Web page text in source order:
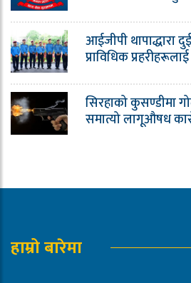
आईजीपी थापाद्धारा
प्राविधिक प्रहरीहरूलाई
सिरहाको कुसण्डीमा
समात्यो लागूऔषध
हाम्रो बारेमा